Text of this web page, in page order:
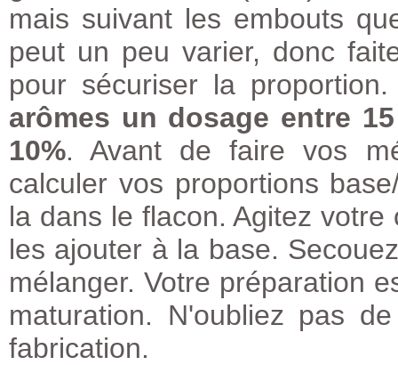
mais suivant les embouts
peut un peu varier, donc
pour sécuriser la
arômes un dosage entre
10%. Avant de faire vos
calculer vos proportions
la dans le flacon. Agitez
les ajouter à la base.
mélanger. Votre préparation
maturation. N'oubliez pas
fabrication.